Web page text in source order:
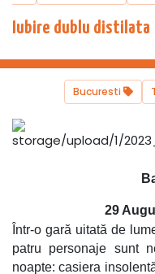
Iubire dublu distilata
Bucuresti
29
Într-o gară uitată de
patru personaje sunt
noapte: casiera